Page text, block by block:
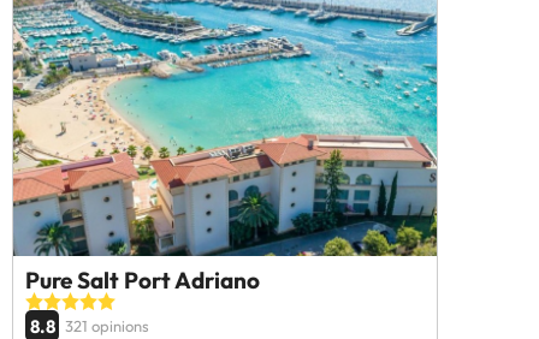
Pure Salt Port Adriano
8.8 321 opinions